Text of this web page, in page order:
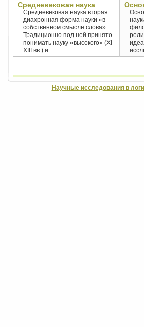
Средневековая наука
Средневековая наука вторая
диахронная форма науки «в
собственном смысле слова».
Традиционно под ней принято
понимать науку «высокого» (XI-
XIII вв.) и...
Научные исследования в